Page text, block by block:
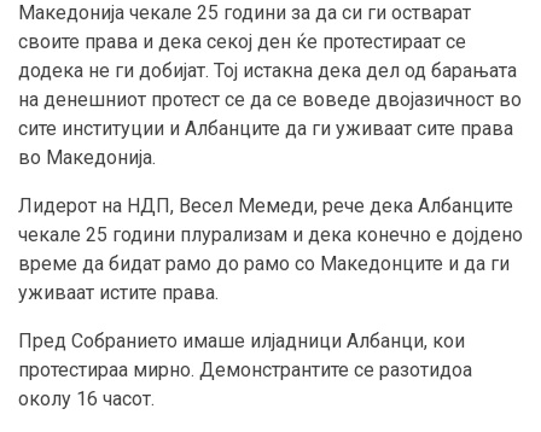
Македонија чекале 25 години за да си ги остварат
своите права и дека секој ден ќе протестираат се
додека не ги добијат. Тој истакна дека дел од барањата
на денешниот протест се да се воведе двојазичност во
сите институции и Албанците да ги уживаат сите права
во Македонија.
Лидерот на НДП, Весел Мемеди, рече дека Албанците
чекале 25 години плурализам и дека конечно е дојдено
време да бидат рамо до рамо со Македонците и да ги
уживаат истите права.
Пред Собранието имаше илјадници Албанци, кои
протестираа мирно. Демонстрантите се разотидоа
околу 16 часот.